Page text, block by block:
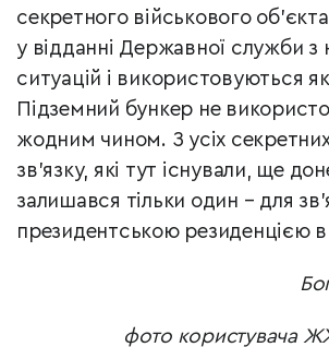
секретного військового
у відданні Державної служби з
ситуацій і використовуються
Підземний бункер не
жодним чином. З усіх секретних
зв’язку, які тут існували, ще
залишався тільки один – для
президентською резиденцією в
фото користувача